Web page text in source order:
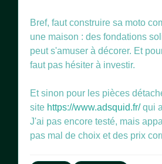
Bref, faut construire sa moto
une maison : des fondations
peut s'amuser à décorer. Et
faut pas hésiter à investir.
Et sinon pour les pièces
site https://www.adsquid.fr/qui
J'ai pas encore testé, mais
pas mal de choix et des prix